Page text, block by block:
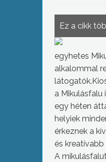
Ez a cikk
egyhetes
alkalommal
a Mikulásfalu
egy héten
helyiek
érkeznek a
és
A